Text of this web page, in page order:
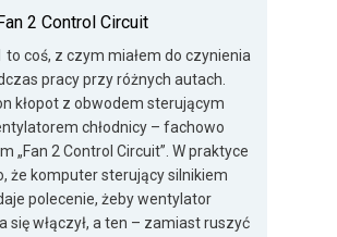
2 Control Circuit
to coś, z czym miałem do czynienia
pracy przy różnych autach.
kłopot z obwodem sterującym
chłodnicy – fachowo
„Fan 2 Control Circuit”. W praktyce
że komputer sterujący silnikiem
polecenie, żeby wentylator
się włączył, a ten – zamiast ruszyć